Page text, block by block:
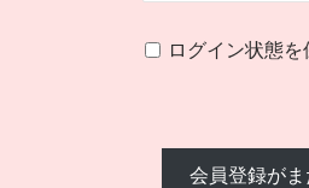
ログイン状態を
会員登録が